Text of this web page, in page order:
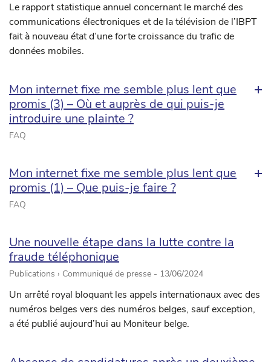
Le rapport statistique annuel concernant le marché des
communications électroniques et de la télévision de l’IBPT
fait à nouveau état d’une forte croissance du trafic de
données mobiles.
Mon internet fixe me semble plus lent que
promis (3) – Où et auprès de qui puis-je
introduire une plainte ?
FAQ
Mon internet fixe me semble plus lent que
promis (1) – Que puis-je faire ?
FAQ
Une nouvelle étape dans la lutte contre la
fraude téléphonique
Publications › Communiqué de presse - 13/06/2024
Un arrêté royal bloquant les appels internationaux avec des
numéros belges vers des numéros belges, sauf exception,
a été publié aujourd’hui au Moniteur belge.